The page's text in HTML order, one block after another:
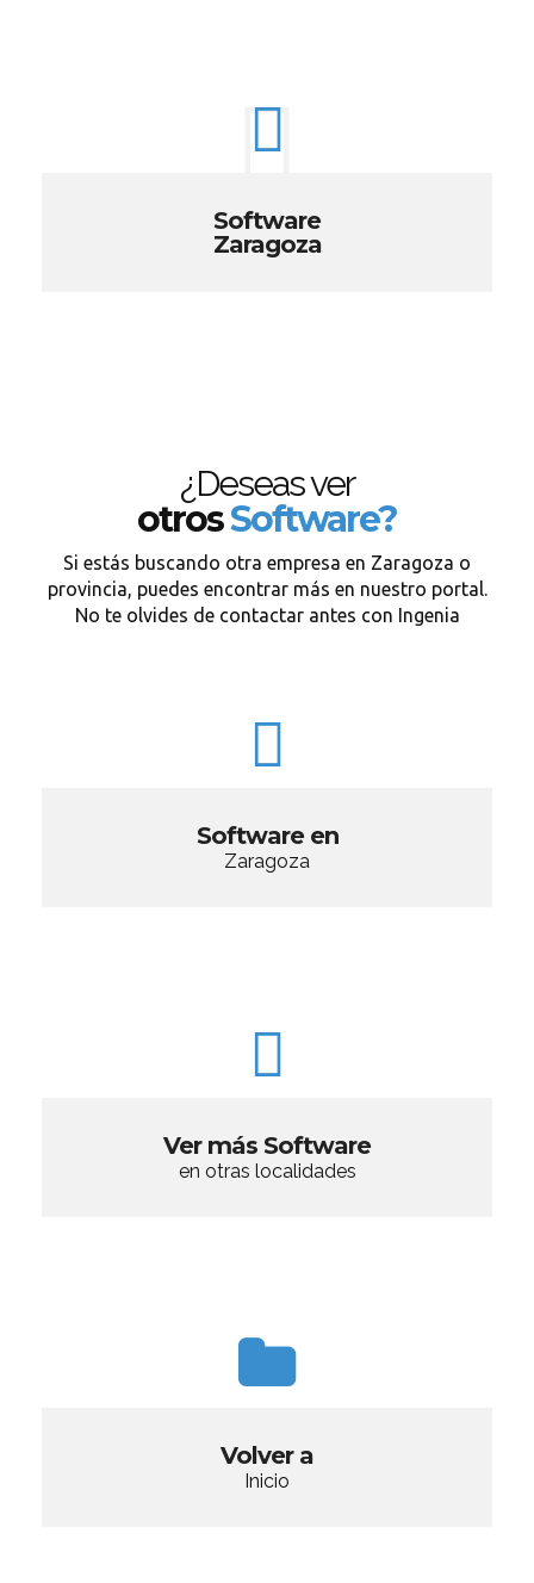
Software
Zaragoza
¿Deseas ver
otrosSoftware?
Si estás buscando otra empresa en Zaragoza o
provincia, puedes encontrar más en nuestro portal.
No te olvides de contactar antes con Ingenia
Software en
Zaragoza
Ver más Software
en otras localidades
Volver a
Inicio